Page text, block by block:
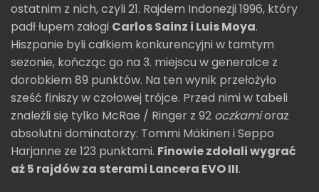
ostatnim z nich, czyli 21. Rajdem Indonezji 1996, który
padł łupem załogi Carlos Sainz i Luis Moya.
Hiszpanie byli całkiem konkurencyjni w tamtym
sezonie, kończąc go na 3. miejscu w generalce z
dorobkiem 89 punktów. Na ten wynik przełożyło
sześć finiszy w czołowej trójce. Przed nimi w tabeli
znaleźli się tylko McRae / Ringer z 92 oczkamioraz
absolutni dominatorzy: Tommi Mäkinen i Seppo
Harjanne ze 123 punktami. Finowie zdołali wygrać
aż 5 rajdów za sterami Lancera EVO III.